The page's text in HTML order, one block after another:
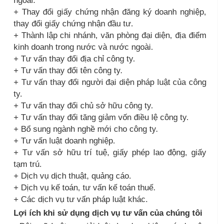
+ Thay đổi giấy chứng nhận đăng ký doanh nghiệp,
thay đổi giấy chứng nhận đầu tư.
+ Thành lập chi nhánh, văn phòng đại diện, địa điểm
kinh doanh trong nước và nước ngoài.
+ Tư vấn thay đổi địa chỉ công ty.
+ Tư vấn thay đổi tên công ty.
+ Tư vấn thay đổi người đại diện pháp luật của công
ty.
+ Tư vấn thay đổi chủ sở hữu công ty.
+ Tư vấn thay đổi tăng giảm vốn điều lệ công ty.
+ Bổ sung ngành nghề mới cho công ty.
+ Tư vấn luật doanh nghiệp.
+ Tư vấn sở hữu trí tuệ, giấy phép lao động, giấy
tạm trú.
+ Dịch vụ dịch thuật, quảng cáo.
+ Dịch vụ kế toán, tư vấn kế toán thuế.
+ Các dịch vụ tư vấn pháp luật khác.
Lợi ích khi sử dụng dịch vụ tư vấn của chúng tôi